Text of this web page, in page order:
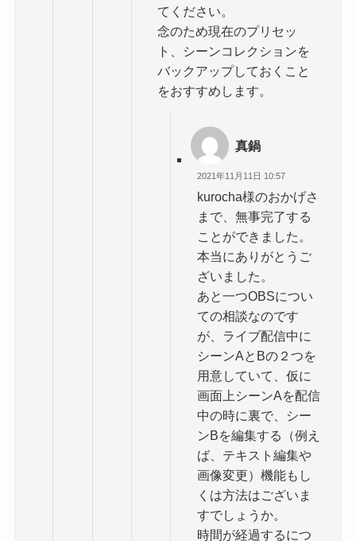
てください。
念のため現在のプリセッ
ト、シーンコレクションを
バックアップしておくこと
をおすすめします。
真鍋
2021年11月11日 10:57
kurocha様のおかげさ
まで、無事完了する
ことができました。
本当にありがとうご
ざいました。
あと一つOBSについ
ての相談なのです
が、ライブ配信中に
シーンAとBの２つを
用意していて、仮に
画面上シーンAを配信
中の時に裏で、シー
ンBを編集する（例え
ば、テキスト編集や
画像変更）機能もし
くは方法はございま
すでしょうか。
時間が経過するにつ